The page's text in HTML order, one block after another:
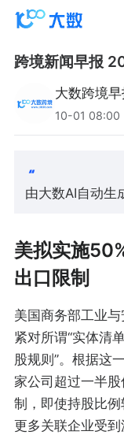
跨境新闻早报
大数跨境早
10-01 08:00
由大数AI自动生
美拟实施
出口限制
美国商务部工业
紧对所谓“实体清
股规则”。根据这
家公司超过一半
制，即使持股比
更多关联企业受